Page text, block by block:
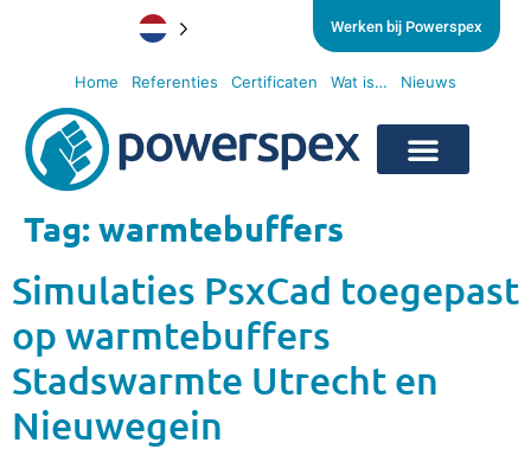
Home Referenties Certificaten Wat is… Nieuws
Werken bij Powerspex
Tag:warmtebuffers
Simulaties PsxCad toegepast
op warmtebuffers
Stadswarmte Utrecht en
Nieuwegein